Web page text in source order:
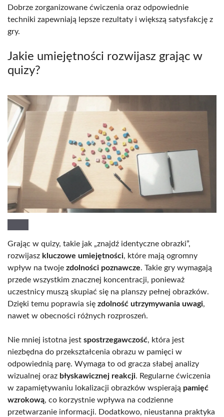
Dobrze zorganizowane ćwiczenia oraz odpowiednie
techniki zapewniają lepsze rezultaty i większą satysfakcję z
gry.
Jakie umiejętności rozwijasz grając w
quizy?
Grając w quizy, takie jak „znajdź identyczne obrazki”,
rozwijasz kluczowe umiejętności, które mają ogromny
wpływ na twoje zdolności poznawcze. Takie gry wymagają
przede wszystkim znacznej koncentracji, ponieważ
uczestnicy muszą skupiać się na planszy pełnej obrazków.
Dzięki temu poprawia się zdolność utrzymywania uwagi,
nawet w obecności różnych rozproszeń.
Nie mniej istotna jest spostrzegawczość, która jest
niezbędna do przekształcenia obrazu w pamięci w
odpowiednią parę. Wymaga to od gracza słabej analizy
wizualnej oraz błyskawicznej reakcji. Regularne ćwiczenia
w zapamiętywaniu lokalizacji obrazków wspierają pamięć
wzrokową, co korzystnie wpływa na codzienne
przetwarzanie informacji. Dodatkowo, nieustanna praktyka